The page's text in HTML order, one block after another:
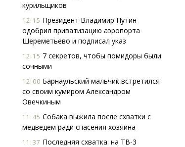
курильщиков
12:15 Президент Владимир Путин
одобрил приватизацию аэропорта
Шереметьево и подписал указ
12:15 7 секретов, чтобы помидоры были
сочными
12:00 Барнаульский мальчик встретился
со своим кумиром Александром
Овечкиным
11:45 Собака выжила после схватки с
медведем ради спасения хозяина
11:37 Последняя схватка: на ТВ-3